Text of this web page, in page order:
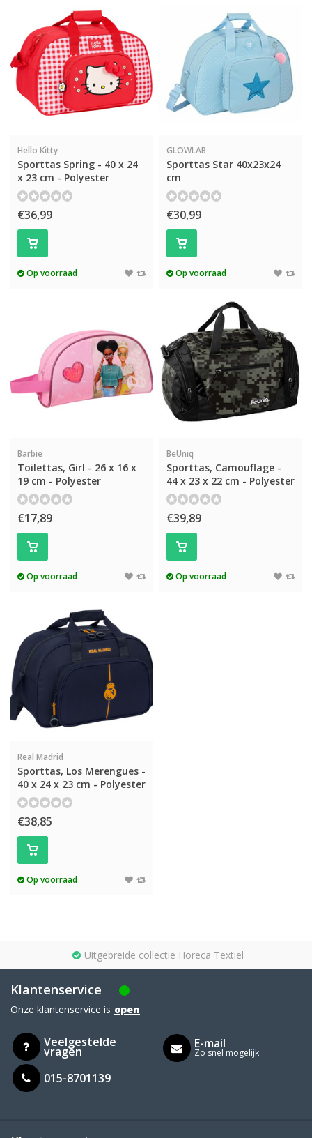
Hello Kitty
Sporttas Spring - 40 x 24
x 23 cm - Polyester
€36,99
Op voorraad
GLOWLAB
Sporttas Star 40x23x24
cm
€30,99
Op voorraad
Barbie
Toilettas, Girl - 26 x 16 x
19 cm - Polyester
€17,89
Op voorraad
BeUniq
Sporttas, Camouflage -
44 x 23 x 22 cm - Polyester
€39,89
Op voorraad
Real Madrid
Sporttas, Los Merengues -
40 x 24 x 23 cm - Polyester
€38,85
Op voorraad
Uitgebreide collectie Horeca Textiel
Klantenservice
Onze klantenservice is open
Veelgestelde
vragen
015-8701139
E-mail
Zo snel mogelijk